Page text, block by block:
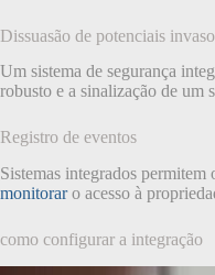
Dissuasão de potenciais
Um sistema de segurança
robusto e a sinalização de um
Registro de eventos
Sistemas integrados
monitoraro acesso à
como configurar a integração